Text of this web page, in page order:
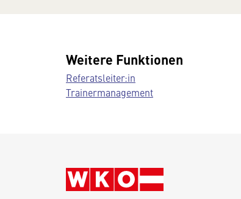
Weitere Funktionen
Referatsleiter:in
Trainermanagement